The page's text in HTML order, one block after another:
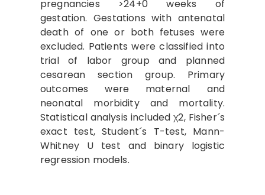
pregnancies >24+0 weeks of
gestation. Gestations with antenatal
death of one or both fetuses were
excluded. Patients were classified into
trial of labor group and planned
cesarean section group. Primary
outcomes were maternal and
neonatal morbidity and mortality.
Statistical analysis included χ2, Fisher´s
exact test, Student´s T-test, Mann-
Whitney U test and binary logistic
regression models.